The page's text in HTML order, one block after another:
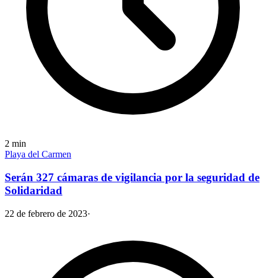
2 min
Playa del Carmen
Serán 327 cámaras de vigilancia por la seguridad de
Solidaridad
22 de febrero de 2023·